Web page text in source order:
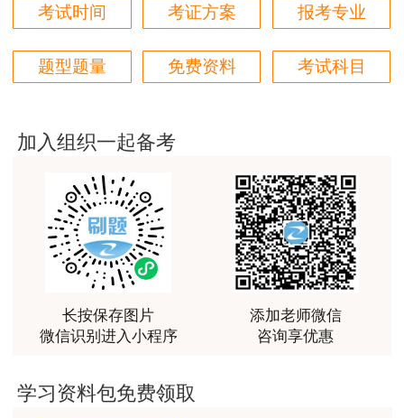
平台历史购买的课程，老师讲的多非常好
老师讲的很细致很认真，课件准备充分也非常有耐
用户m0****88
最棒的预习课
用户m2****66
越听越觉得好
用户m2****66
越听越觉得好
用户m2****66
非常非常非常非常棒！！!！
考试时间 考证方案 报考专业
题型题量 免费资料 考试科目
加入组织一起备考
长按保存图片
微信识别进入小程序
添加老师微信
咨询享优惠
学习资料包免费领取